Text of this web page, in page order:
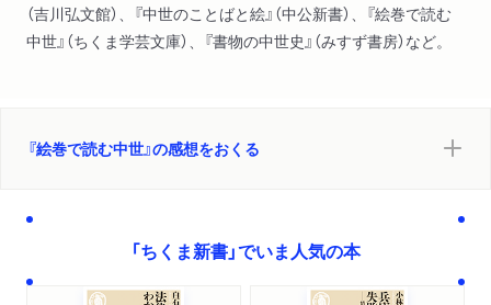
（吉川弘文館）、『中世のことばと絵』（中公新書）、『絵巻で読む
中世』（ちくま学芸文庫）、『書物の中世史』（みすず書房）など。
『絵巻で読む中世』の感想をおくる
「ちくま新書」でいま人気の本